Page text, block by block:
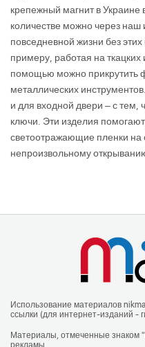
крепежный магнит в
количестве можно через наш
повседневной жизни без
примеру, работая на
помощью можно прикрутить
металлических
и для входной двери – с тем,
ключи. Эти изделия
светоотражающие пленки на
непроизвольному
Использование материалов
ссылки (для интернет-изданий -
Материалы, отмеченные знаком
рекламы